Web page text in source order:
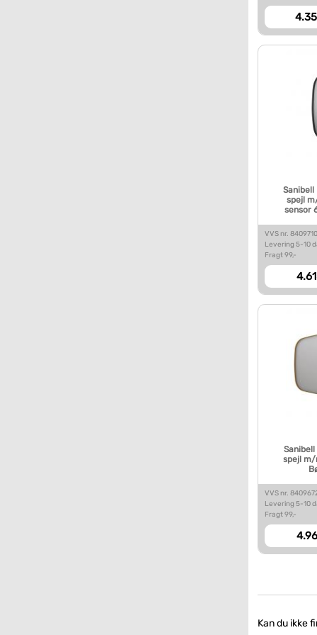
Sanibell
spejl
sensor
VVS nr. 8409710
Levering 5-10
Fragt 99,-
Sanibell
spejl m/
VVS nr.
Levering 5-10
Fragt 99,-
Kan du ikke